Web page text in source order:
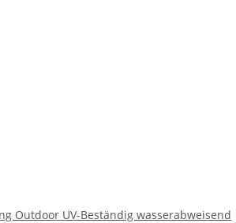
Outdoor UV-Beständig wasserabweisend